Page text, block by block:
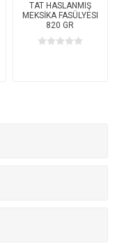
TAT HASLANMIŞ
MEKSİKA FASÜLYESI
820 GR